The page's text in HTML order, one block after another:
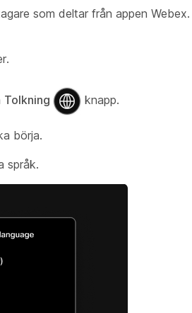
som deltar från appen Webex.
Tolkning knapp.
börja.
språk.